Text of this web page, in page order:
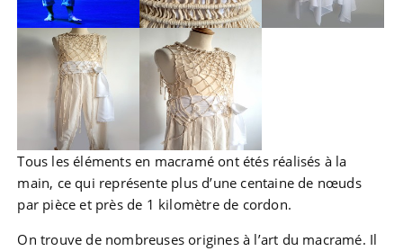
Tous les éléments en macramé ont étés réalisés à la
main, ce qui représente plus d’une centaine de nœuds
par pièce et près de 1 kilomètre de cordon.
On trouve de nombreuses origines à l’art du macramé. Il